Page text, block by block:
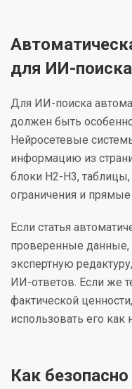
для ИИ-поиска
Для ИИ-поиска
должен быть
Нейросетевые
информацию из
блоки H2-H3,
ограничения и
Если статья
проверенные данные,
экспертную
ИИ-ответов. Если же
фактической
использовать его
Как